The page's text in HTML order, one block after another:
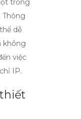
trong
Thông
dễ
không
việc
IP.